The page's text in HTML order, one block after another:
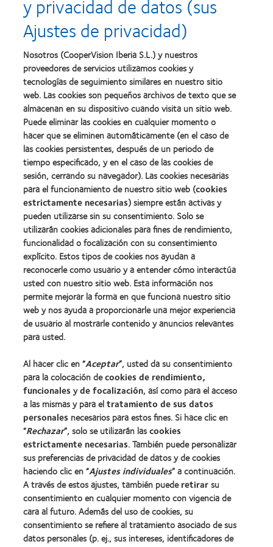
del
liderazgo
a
mejor
(2011)
a
salud
Learn
about
2012:
Premio
Manufacturing
Leadership
100
(ML
100)
(2012)
Learn
more
about
2012
Premio
internacional
REBRAND
100®
(2012)
Learn
more
about
Premio
de
la
Industria
de
la
BCLA
Nuestros productos
Encuentre su lente
Tecnología para lentes de contacto
Lentes de contacto y visión
Usuario experimentado
Blog
Sobre nosotros
Carreras
Noticias
Contacto
Legal
Política de privacidad
y privacidad de datos (sus
Ajustes de privacidad)
Nosotros (CooperVision Iberia S.L.) y nuestros
proveedores de servicios utilizamos cookies y
tecnologías de seguimiento similares en nuestro sitio
web. Las cookies son pequeños archivos de texto que se
almacenan en su dispositivo cuando visita un sitio web.
Puede eliminar las cookies en cualquier momento o
hacer que se eliminen automáticamente (en el caso de
las cookies persistentes, después de un periodo de
tiempo especificado, y en el caso de las cookies de
sesión, cerrando su navegador). Las cookies necesarias
para el funcionamiento de nuestro sitio web (cookies
estrictamente necesarias) siempre están activas y
pueden utilizarse sin su consentimiento. Solo se
utilizarán cookies adicionales para fines de rendimiento,
funcionalidad o focalización con su consentimiento
explícito. Estos tipos de cookies nos ayudan a
reconocerle como usuario y a entender cómo interactúa
usted con nuestro sitio web. Esta información nos
permite mejorar la forma en que funciona nuestro sitio
web y nos ayuda a proporcionarle una mejor experiencia
de usuario al mostrarle contenido y anuncios relevantes
para usted.
Al hacer clic en “Aceptar”, usted da su consentimiento
para la colocación decookies de rendimiento,
funcionalesyde focalización, así como para el acceso
a las mismas y para eltratamiento de sus datos
personales necesarios para estos fines. Si hace clic en
“Rechazar”, solo se utilizarán lascookies
estrictamente necesarias. También puede personalizar
sus preferencias de privacidad de datos y de cookies
haciendo clic en “Ajustes individuales” a continuación.
A través de estos ajustes, también puederetirarsu
consentimiento en cualquier momento con vigencia de
cara al futuro. Además del uso de cookies, su
consentimiento se refiere al tratamiento asociado de sus
datos personales (p. ej., sus intereses, identificadores de